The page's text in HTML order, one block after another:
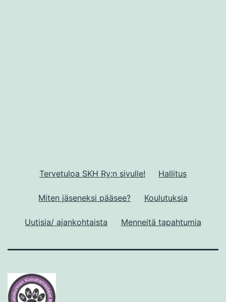
Tervetuloa SKH Ry:n sivulle! Hallitus
Miten jäseneksi pääsee? Koulutuksia
Uutisia/ ajankohtaista Menneitä tapahtumia